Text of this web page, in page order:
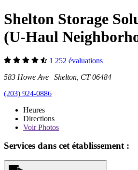
Shelton Storage
(U-Haul
1 252 évaluations
583 Howe Ave Shelton, CT 06484
(203) 924-0886
Heures
Directions
VoirPhotos
Services dans cet établissement :